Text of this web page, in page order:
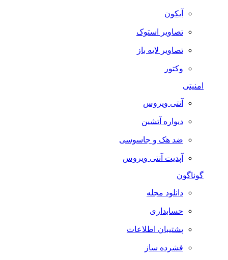
آیکون
تصاویر استوک
تصاویر لایه باز
وکتور
امنیتی
آنتی ویروس
دیواره آتشین
ضد هک و جاسوسی
آپدیت آنتی ویروس
گوناگون
دانلود مجله
حسابداری
پشتیبان اطلاعات
فشرده ساز